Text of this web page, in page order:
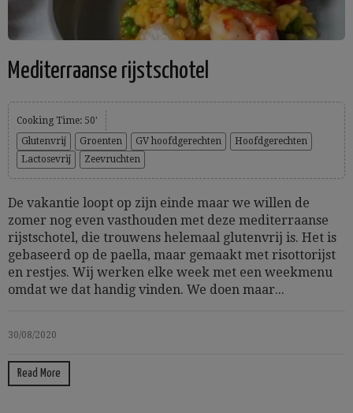
Mediterraanse rijstschotel
Cooking Time: 50'
Glutenvrij
Groenten GV hoofdgerechten
Hoofdgerechten
Lactosevrij
Zeevruchten
De vakantie loopt op zijn einde maar we willen de
zomer nog even vasthouden met deze mediterraanse
rijstschotel, die trouwens helemaal glutenvrij is. Het is
gebaseerd op de paella, maar gemaakt met risottorijst
en restjes. Wij werken elke week met een weekmenu
omdat we dat handig vinden. We doen maar...
30/08/2020
Read More